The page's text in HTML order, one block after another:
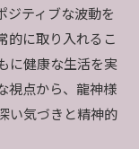
ジティブな波動を
的に取り入れるこ
に健康な生活を実
視点から、龍神様
い気づきと精神的